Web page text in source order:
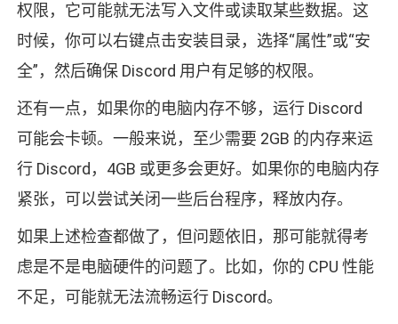
权限，它可能就无法写入文件或读取某些数据。这
时候，你可以右键点击安装目录，选择“属性”或“安
全”，然后确保 Discord 用户有足够的权限。
还有一点，如果你的电脑内存不够，运行 Discord
可能会卡顿。一般来说，至少需要 2GB 的内存来运
行 Discord，4GB 或更多会更好。如果你的电脑内存
紧张，可以尝试关闭一些后台程序，释放内存。
如果上述检查都做了，但问题依旧，那可能就得考
虑是不是电脑硬件的问题了。比如，你的 CPU 性能
不足，可能就无法流畅运行 Discord。